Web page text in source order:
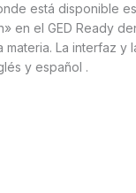
está disponible
en el GED Ready
materia. La interfaz y
y español .